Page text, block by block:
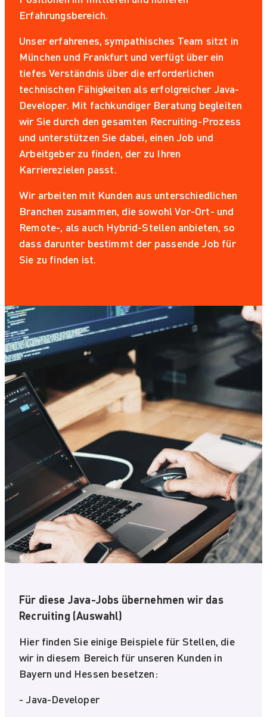
Erfahrungsbereich.
Unser erfahrenes, sympathisches Team sitzt in
München und Frankfurt und verfügt über ein
tiefes Verständnis über die erforderlichen
technischen Fähigkeiten als erfolgreicher Java-
Developer. Mit fachkundiger Beratung begleiten
wir Sie durch den gesamten Recruiting-Prozess
und unterstützen Sie dabei, einen Job und
Arbeitgeber zu finden, der zu Ihren
Karrierezielen passt.
Wir arbeiten mit Kunden aus unterschiedlichen
Branchen zusammen, die sowohl Vor-Ort- und
Remote-, als auch Hybrid-Stellen anbieten, so
dass darunter bestimmt der passende Job für
Sie zu finden ist.
Für diese Java-Jobs übernehmen wir das
Recruiting (Auswahl)
Hier finden Sie einige Beispiele für Stellen, die
wir in diesem Bereich für unseren Kunden in
Bayern und Hessen besetzen:
- Java-Developer